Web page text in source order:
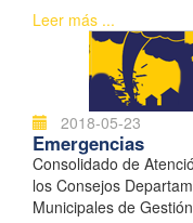
Leer más ...
2018-05-23
Emergencias
Consolidado de
los Consejos
Municipales de